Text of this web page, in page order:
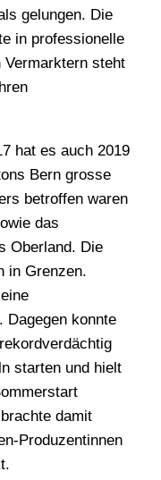
gelungen. Die
in professionelle
Vermarktern steht
hat es auch 2019
Bern grosse
betroffen waren
das
Oberland. Die
in Grenzen.
Dagegen konnte
starten und hielt
damit
Produzentinnen